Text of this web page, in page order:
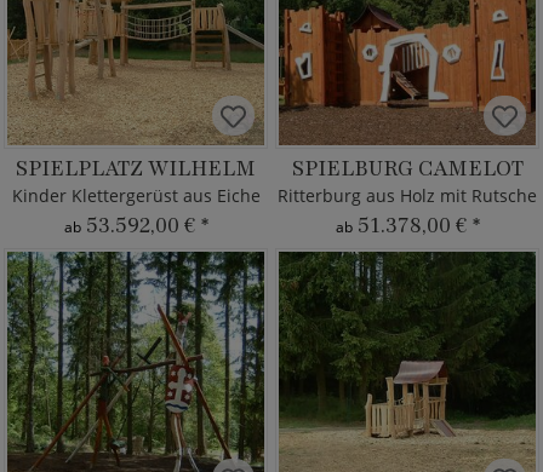
SPIELPLATZ WILHELM
Kinder Klettergerüst aus Eiche
ab 53.592,00 € *
SPIELBURG CAMELOT
Ritterburg aus Holz mit Rutsche
ab 51.378,00 € *